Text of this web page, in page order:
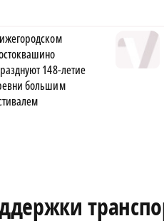
148-летие
большим